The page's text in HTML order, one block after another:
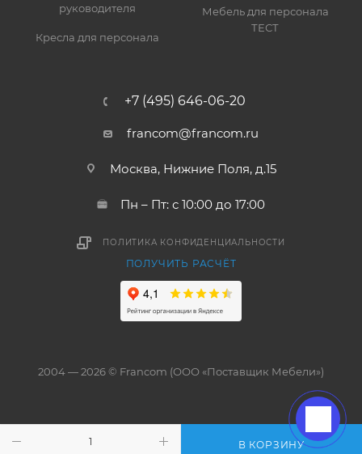
В КОРЗИНУ
руководителя
Кресла для персонала
Мебель для персонала
ТЕСТ
+7 (495) 646-06-20
francom@francom.ru
Москва, Нижние Поля, д.15
Пн – Пт: с 10:00 до 17:00
ПОЛИТИКА КОНФИДЕНЦИАЛЬНОСТИ
ПОЛУЧИТЬ РАСЧЁТ
2004 — 2026 © Francom (ООО «Поставщик Мебели»)